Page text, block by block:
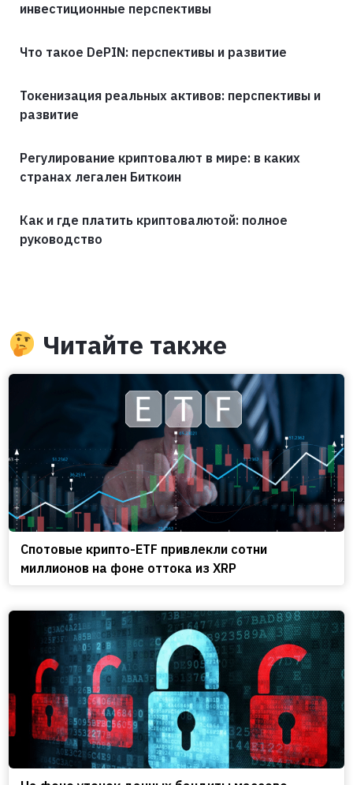
инвестиционные перспективы
Что такое DePIN: перспективы и развитие
Токенизация реальных активов: перспективы и
развитие
Регулирование криптовалют в мире: в каких
странах легален Биткоин
Как и где платить криптовалютой: полное
руководство
Читайте также
Спотовые крипто-ETF привлекли сотни
миллионов на фоне оттока из XRP